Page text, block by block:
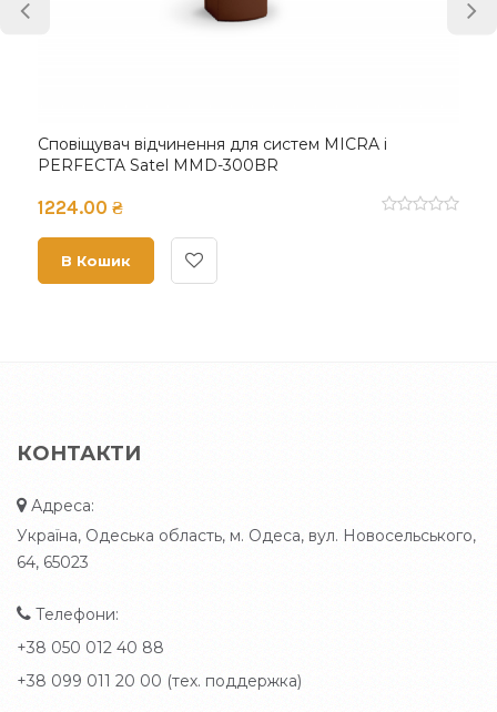
Сповіщувач відчинення для систем MICRA і
PERFECTA Satel MMD-300BR
1224.00 ₴
В Кошик
КОНТАКТИ
Адреса:
Україна, Одеська область, м. Одеса, вул. Новосельського,
64, 65023
Телефони:
+38 050 012 40 88
+38 099 011 20 00 (тех. поддержка)